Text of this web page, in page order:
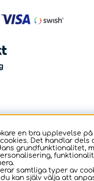
en bra upplevelse på
Det handlar dels
grundfunktionalitet,
samtliga typer av
kan själv välja att